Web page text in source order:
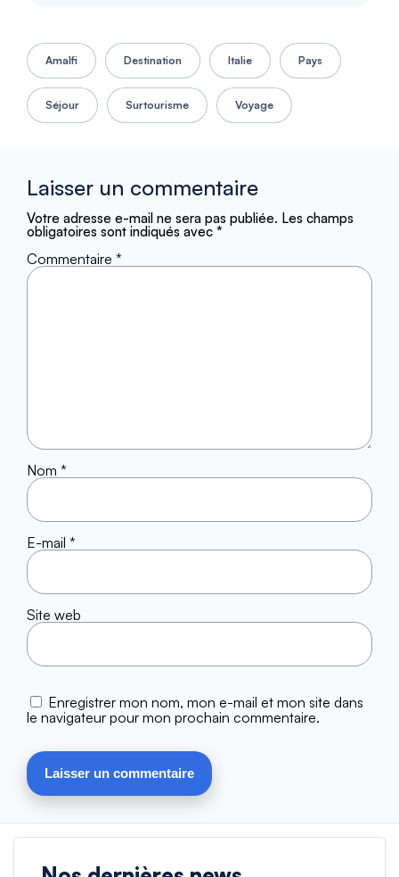
Amalfi Destination Italie Pays
Séjour Surtourisme Voyage
Laisser un commentaire
Votre adresse e-mail ne sera pas publiée. Les champs
obligatoires sont indiqués avec *
Commentaire *
Nom *
E-mail *
Site web
Enregistrer mon nom, mon e-mail et mon site dans
le navigateur pour mon prochain commentaire.